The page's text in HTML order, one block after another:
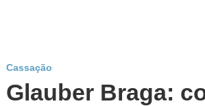
Cassação
Glauber Braga: